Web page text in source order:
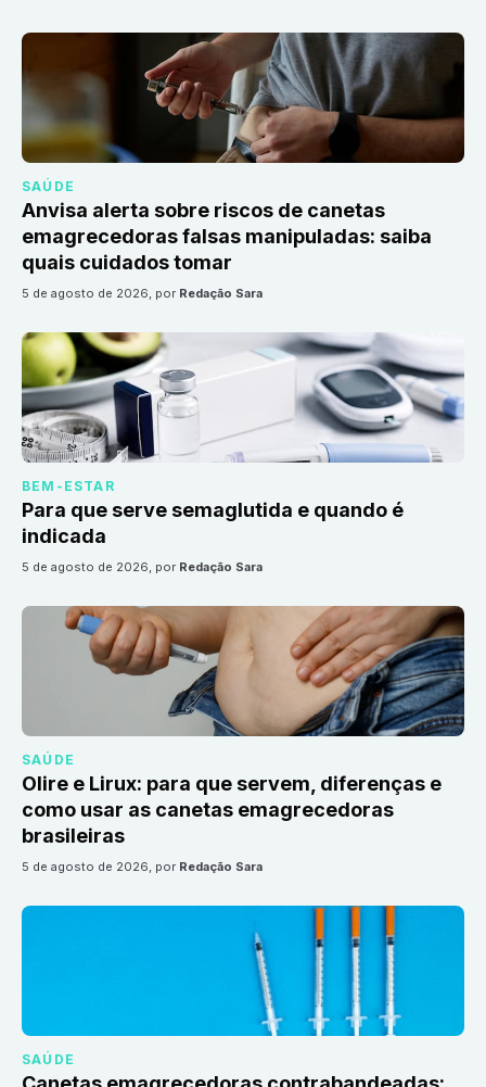
SAÚDE
Anvisa alerta sobre riscos de canetas
emagrecedoras falsas manipuladas: saiba
quais cuidados tomar
5 de agosto de 2026, por Redação Sara
BEM-ESTAR
Para que serve semaglutida e quando é
indicada
5 de agosto de 2026, por Redação Sara
SAÚDE
Olire e Lirux: para que servem, diferenças e
como usar as canetas emagrecedoras
brasileiras
5 de agosto de 2026, por Redação Sara
SAÚDE